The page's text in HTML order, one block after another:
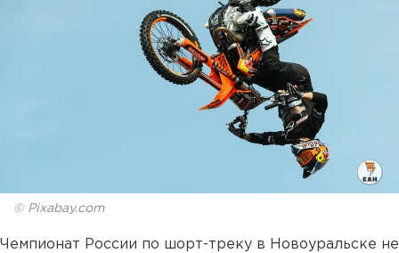
© Pixabay.com
Чемпионат России по шорт-треку в Новоуральске не